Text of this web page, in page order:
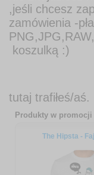
,jeśli chcesz
zamówienia -
koszulką :)
tutaj trafiłeś/aś.
Produkty w promocji
The Hipsta -